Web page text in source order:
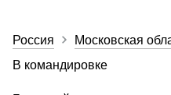
Россия Московская
В командировке